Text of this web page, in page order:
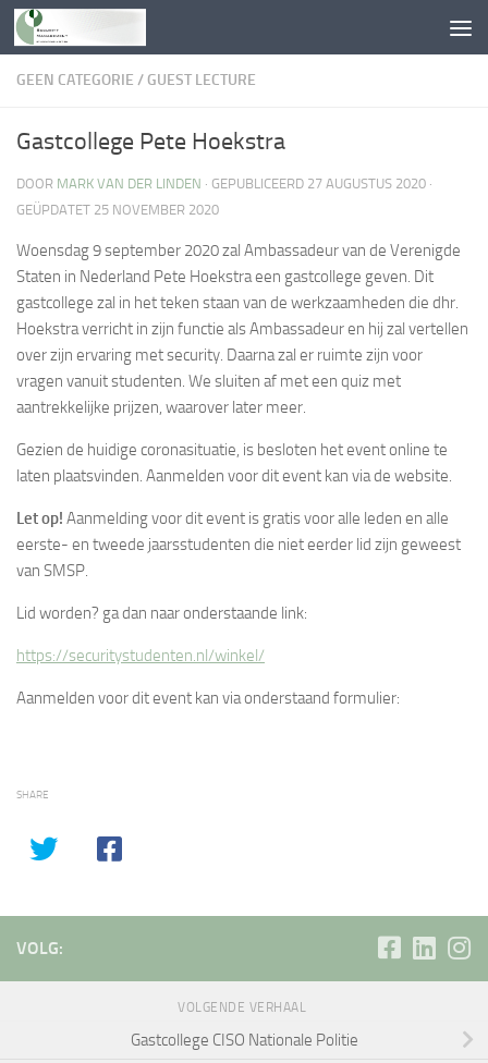
Doorgaan naar inhoud
GEEN CATEGORIE / GUEST LECTURE
Gastcollege Pete Hoekstra
DOOR MARK VAN DER LINDEN · GEPUBLICEERD 27 AUGUSTUS 2020 ·
GEÜPDATET 25 NOVEMBER 2020
Woensdag 9 september 2020 zal Ambassadeur van de Verenigde
Staten in Nederland Pete Hoekstra een gastcollege geven. Dit
gastcollege zal in het teken staan van de werkzaamheden die dhr.
Hoekstra verricht in zijn functie als Ambassadeur en hij zal vertellen
over zijn ervaring met security. Daarna zal er ruimte zijn voor
vragen vanuit studenten. We sluiten af met een quiz met
aantrekkelijke prijzen, waarover later meer.
Gezien de huidige coronasituatie, is besloten het event online te
laten plaatsvinden. Aanmelden voor dit event kan via de website.
Let op! Aanmelding voor dit event is gratis voor alle leden en alle
eerste- en tweede jaarsstudenten die niet eerder lid zijn geweest
van SMSP.
Lid worden? ga dan naar onderstaande link:
https://securitystudenten.nl/winkel/
Aanmelden voor dit event kan via onderstaand formulier:
SHARE
VOLG:
VOLGENDE VERHAAL
Gastcollege CISO Nationale Politie